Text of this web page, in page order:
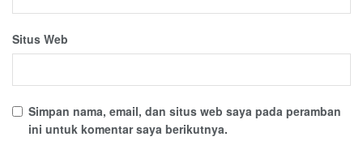
Situs Web
Simpan nama, email, dan situs web saya pada peramban
ini untuk komentar saya berikutnya.